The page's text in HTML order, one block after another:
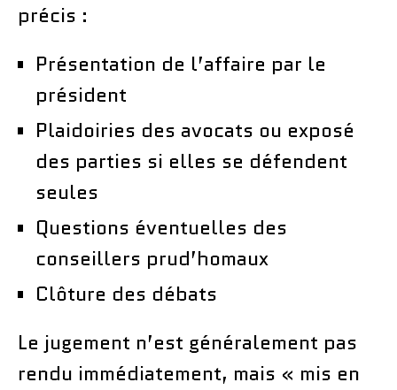
précis :
Présentation de l’affaire par le
président
Plaidoiries des avocats ou exposé
des parties si elles se défendent
seules
Questions éventuelles des
conseillers prud’homaux
Clôture des débats
Le jugement n’est généralement pas
rendu immédiatement, mais « mis en